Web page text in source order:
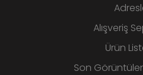
Alışveriş
Ürün
Son